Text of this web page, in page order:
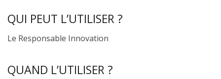
QUI PEUT L’UTILISER ?
Le Responsable Innovation
QUAND L’UTILISER ?